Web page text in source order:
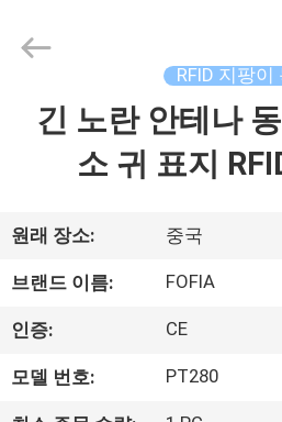
품
동
영
2017
Technology
RFID 지팡이
긴 노란 안테나
소 귀 표지
원래 장소: 중국
브랜드 이름: FOFIA
인증: CE
모델 번호: PT280